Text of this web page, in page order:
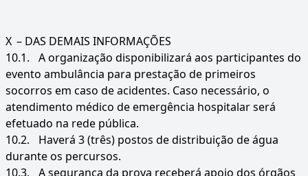
X – DAS DEMAIS INFORMAÇÕES
10.1.
A organização disponibilizará aos participantes do
evento ambulância para prestação de primeiros
socorros em caso de acidentes. Caso necessário, o
atendimento médico de emergência hospitalar será
efetuado na rede pública.
10.2.
Haverá 3 (três) postos de distribuição de água
durante os percursos.
10.3.
A segurança da prova receberá apoio dos órgãos